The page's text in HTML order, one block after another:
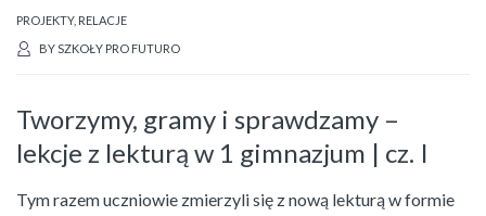
PROJEKTY, RELACJE
BYSZKOŁY PRO FUTURO
Tworzymy, gramy i sprawdzamy –
lekcje z lekturą w 1 gimnazjum | cz. I
Tym razem uczniowie zmierzyli się z nową lekturą w formie